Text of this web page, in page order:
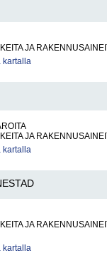
JA
kartalla
JA
kartalla
JA
kartalla